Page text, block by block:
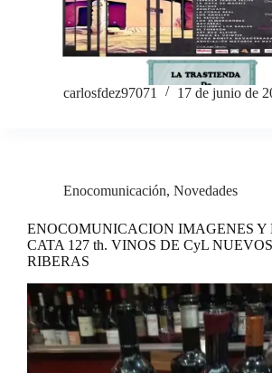
carlosfdez97071 17 de junio de
Enocomunicación, Novedades
ENOCOMUNICACION IMAGENES Y
CATA 127 th. VINOS DE CyL
RIBERAS